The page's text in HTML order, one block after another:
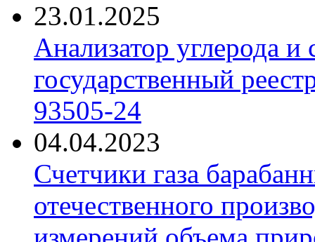
23.01.2025
Анализатор углерода
государственный
93505-24
04.04.2023
Счетчики газа
отечественного